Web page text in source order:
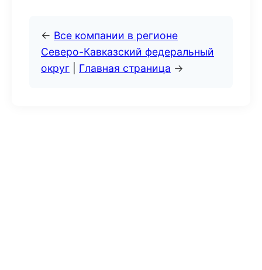
← Все компании в регионе
Северо-Кавказский федеральный
округ
Главная страница →